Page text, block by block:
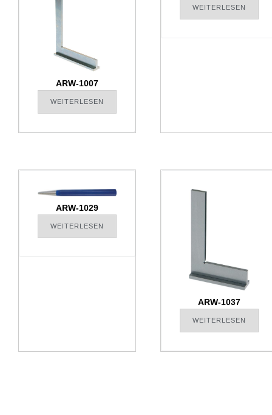
ARW-1007
WEITERLESEN
WEITERLESEN
ARW-1029
WEITERLESEN
ARW-1037
WEITERLESEN